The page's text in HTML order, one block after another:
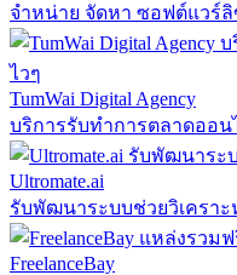
จำหน่าย จัดหา ซอฟต์แวร์
TumWai Digital Agency
บริการรับทำการตลาดออน
Ultromate.ai
รับพัฒนาระบบช่วยวิเครา
FreelanceBay